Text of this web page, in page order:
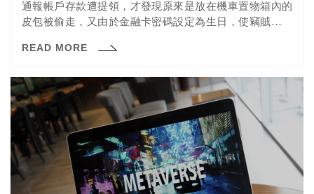
通報帳戶存款遭提領，才發現原來是放在機車置物箱內的
皮包被偷走，又由於金融卡密碼設定為生日，使竊賊透過
READ MORE